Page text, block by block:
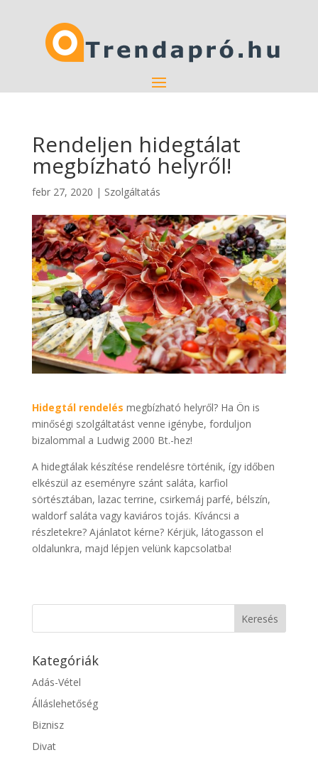
Rendeljen hidegtálat
megbízható helyről!
febr 27, 2020 | Szolgáltatás
Hidegtál rendelés megbízható helyről? Ha Ön is
minőségi szolgáltatást venne igénybe, forduljon
bizalommal a Ludwig 2000 Bt.-hez!
A hidegtálak készítése rendelésre történik, így időben
elkészül az eseményre szánt saláta, karfiol
sörtésztában, lazac terrine, csirkemáj parfé, bélszín,
waldorf saláta vagy kaviáros tojás. Kíváncsi a
részletekre? Ajánlatot kérne? Kérjük, látogasson el
oldalunkra, majd lépjen velünk kapcsolatba!
Kategóriák
Adás-Vétel
Álláslehetőség
Biznisz
Divat